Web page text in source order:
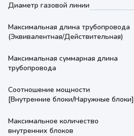
Диаметр газовой линии
Максимальная длина трубопровода
(Эквивалентная/Действительная)
Максимальная суммарная длина
трубопровода
Соотношение мощности
[Внутренние блоки/Наружные блоки]
Максимальное количество
внутренних блоков